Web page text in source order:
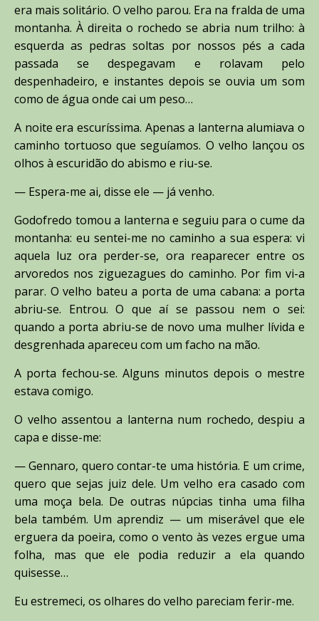
era mais solitário. O velho parou. Era na fralda de uma
montanha. À direita o rochedo se abria num trilho: à
esquerda as pedras soltas por nossos pés a cada
passada se despegavam e rolavam pelo
despenhadeiro, e instantes depois se ouvia um som
como de água onde cai um peso…
A noite era escuríssima. Apenas a lanterna alumiava o
caminho tortuoso que seguíamos. O velho lançou os
olhos à escuridão do abismo e riu-se.
— Espera-me ai, disse ele — já venho.
Godofredo tomou a lanterna e seguiu para o cume da
montanha: eu sentei-me no caminho a sua espera: vi
aquela luz ora perder-se, ora reaparecer entre os
arvoredos nos ziguezagues do caminho. Por fim vi-a
parar. O velho bateu a porta de uma cabana: a porta
abriu-se. Entrou. O que aí se passou nem o sei:
quando a porta abriu-se de novo uma mulher lívida e
desgrenhada apareceu com um facho na mão.
A porta fechou-se. Alguns minutos depois o mestre
estava comigo.
O velho assentou a lanterna num rochedo, despiu a
capa e disse-me:
— Gennaro, quero contar-te uma história. E um crime,
quero que sejas juiz dele. Um velho era casado com
uma moça bela. De outras núpcias tinha uma filha
bela também. Um aprendiz — um miserável que ele
erguera da poeira, como o vento às vezes ergue uma
folha, mas que ele podia reduzir a ela quando
quisesse…
Eu estremeci, os olhares do velho pareciam ferir-me.